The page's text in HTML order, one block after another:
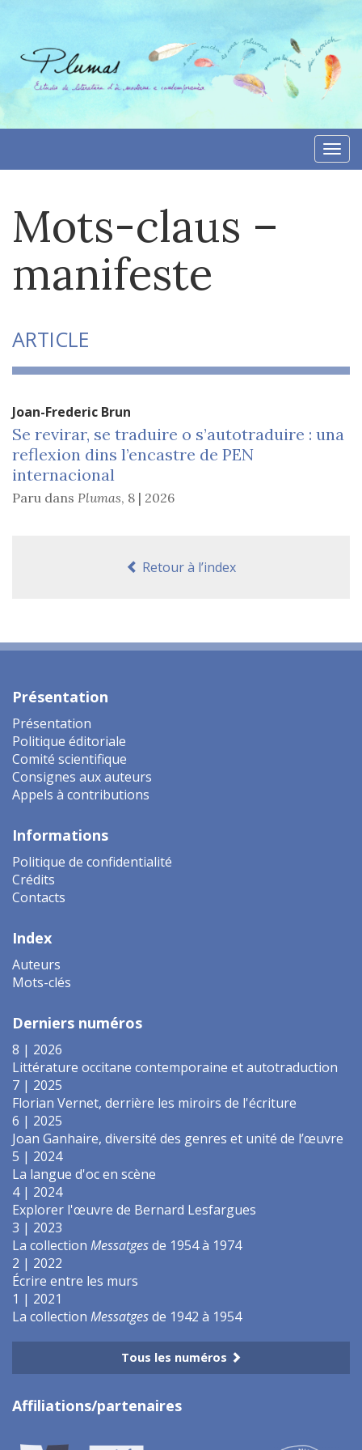
contenu
Mots-claus –
manifeste
ARTICLE
Joan-Frederic Brun
Se revirar, se traduire o s’autotraduire : una
reflexion dins l’encastre de PEN
internacional
Paru dans Plumas, 8 | 2026
Retour à l’index
Présentation
Présentation
Politique éditoriale
Comité scientifique
Consignes aux auteurs
Appels à contributions
Informations
Politique de confidentialité
Crédits
Contacts
Index
Auteurs
Mots-clés
Derniers numéros
8 | 2026
Littérature occitane contemporaine et autotraduction
7 | 2025
Florian Vernet, derrière les miroirs de l'écriture
6 | 2025
Joan Ganhaire, diversité des genres et unité de l’œuvre
5 | 2024
La langue d'oc en scène
4 | 2024
Explorer l'œuvre de Bernard Lesfargues
3 | 2023
La collection Messatgesde 1954 à 1974
2 | 2022
Écrire entre les murs
1 | 2021
La collection Messatgesde 1942 à 1954
Tous les numéros
Affiliations/partenaires